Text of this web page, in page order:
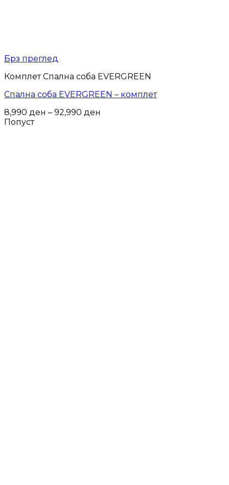
Брз преглед
Комплет Спална соба EVERGREEN
Спална соба EVERGREEN – комплет
8,990 ден – 92,990 ден
Попуст